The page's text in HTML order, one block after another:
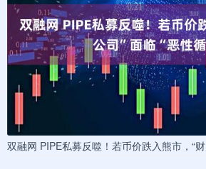
双融网 PIPE私募反噬！若币价跌入熊市，“